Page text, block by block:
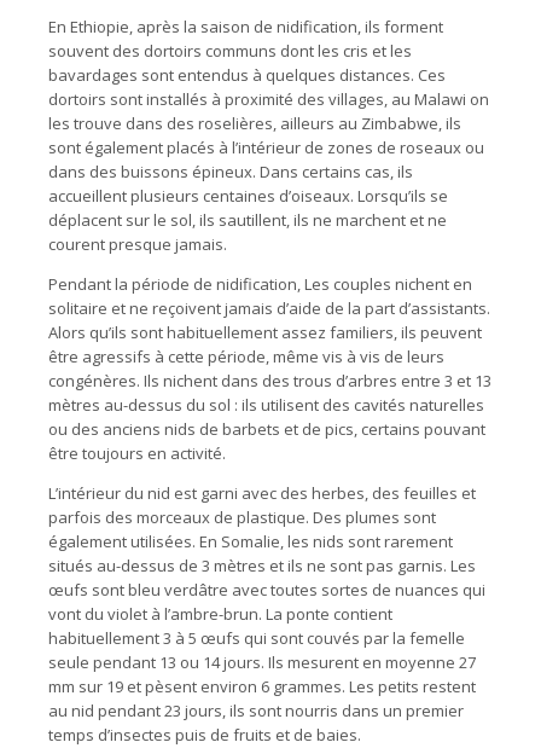
En Ethiopie, après la saison de nidification, ils forment
souvent des dortoirs communs dont les cris et les
bavardages sont entendus à quelques distances. Ces
dortoirs sont installés à proximité des villages, au Malawi on
les trouve dans des roselières, ailleurs au Zimbabwe, ils
sont également placés à l’intérieur de zones de roseaux ou
dans des buissons épineux. Dans certains cas, ils
accueillent plusieurs centaines d’oiseaux. Lorsqu’ils se
déplacent sur le sol, ils sautillent, ils ne marchent et ne
courent presque jamais.
Pendant la période de nidification, Les couples nichent en
solitaire et ne reçoivent jamais d’aide de la part d’assistants.
Alors qu’ils sont habituellement assez familiers, ils peuvent
être agressifs à cette période, même vis à vis de leurs
congénères. Ils nichent dans des trous d’arbres entre 3 et 13
mètres au-dessus du sol : ils utilisent des cavités naturelles
ou des anciens nids de barbets et de pics, certains pouvant
être toujours en activité.
L’intérieur du nid est garni avec des herbes, des feuilles et
parfois des morceaux de plastique. Des plumes sont
également utilisées. En Somalie, les nids sont rarement
situés au-dessus de 3 mètres et ils ne sont pas garnis. Les
œufs sont bleu verdâtre avec toutes sortes de nuances qui
vont du violet à l’ambre-brun. La ponte contient
habituellement 3 à 5 œufs qui sont couvés par la femelle
seule pendant 13 ou 14 jours. Ils mesurent en moyenne 27
mm sur 19 et pèsent environ 6 grammes. Les petits restent
au nid pendant 23 jours, ils sont nourris dans un premier
temps d’insectes puis de fruits et de baies.